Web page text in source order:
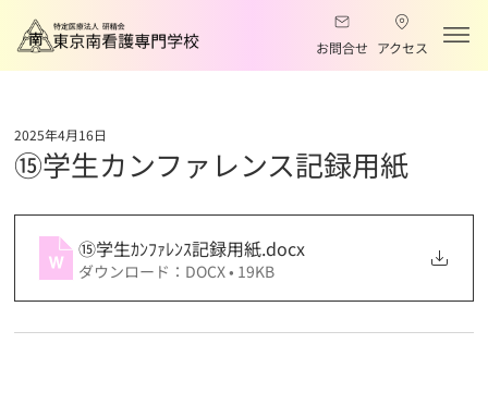
⑮学生カンファレンス記録用紙
2025年4月16日
⑮学生ｶﾝﾌｧﾚﾝｽ記録用紙.docx
ダウンロード：DOCX • 19KB
アクセス
お問合せ